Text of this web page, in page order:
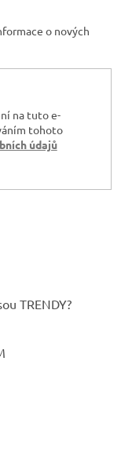
o nových
na tuto e-
tohoto
údajů
TRENDY?